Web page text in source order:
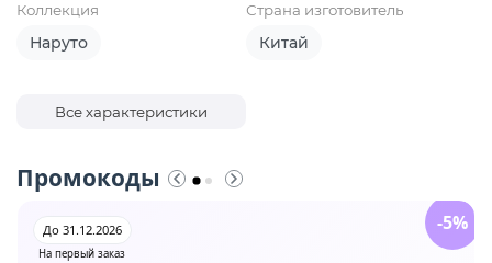
Коллекция
Наруто
Страна изготовитель
Китай
Все характеристики
Промокоды
На первый заказ
До 31.12.2026 -5%